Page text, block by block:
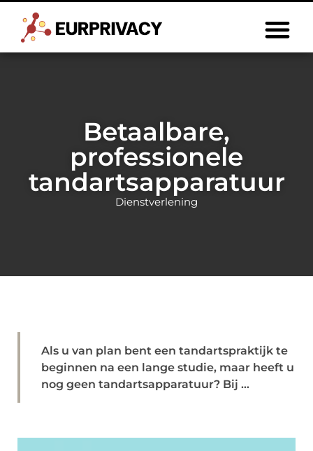
Betaalbare,
professionele
tandartsapparatuur
Dienstverlening
Als u van plan bent een tandartspraktijk te
beginnen na een lange studie, maar heeft u
nog geen tandartsapparatuur? Bij ...